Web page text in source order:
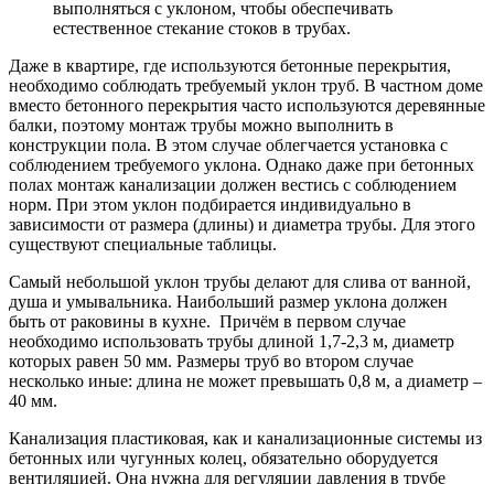
выполняться с уклоном, чтобы обеспечивать
естественное стекание стоков в трубах.
Даже в квартире, где используются бетонные перекрытия,
необходимо соблюдать требуемый уклон труб. В частном доме
вместо бетонного перекрытия часто используются деревянные
балки, поэтому монтаж трубы можно выполнить в
конструкции пола. В этом случае облегчается установка с
соблюдением требуемого уклона. Однако даже при бетонных
полах монтаж канализации должен вестись с соблюдением
норм. При этом уклон подбирается индивидуально в
зависимости от размера (длины) и диаметра трубы. Для этого
существуют специальные таблицы.
Самый небольшой уклон трубы делают для слива от ванной,
душа и умывальника. Наибольший размер уклона должен
быть от раковины в кухне. Причём в первом случае
необходимо использовать трубы длиной 1,7-2,3 м, диаметр
которых равен 50 мм. Размеры труб во втором случае
несколько иные: длина не может превышать 0,8 м, а диаметр –
40 мм.
Канализация пластиковая, как и канализационные системы из
бетонных или чугунных колец, обязательно оборудуется
вентиляцией. Она нужна для регуляции давления в трубе